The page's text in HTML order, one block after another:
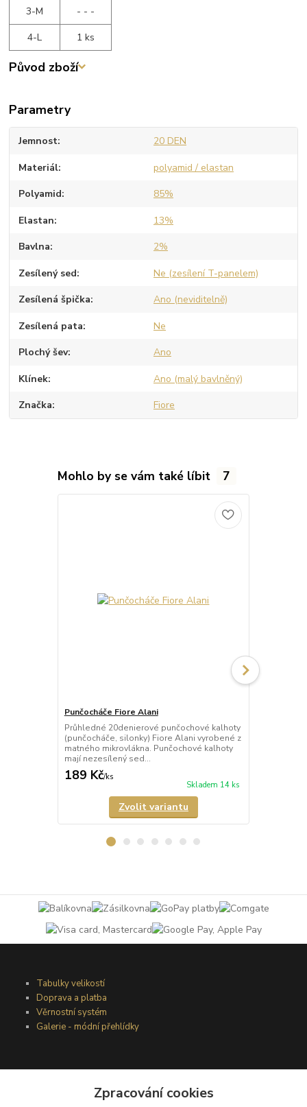
3-M
- - -
4-L
1 ks
Původ zboží
Parametry
Jemnost 20 DEN
Materiál polyamid / elastan
Polyamid 85%
Elastan 13%
Bavlna 2%
Zesílený sed Ne (zesílení T-panelem)
Zesílená špička Ano (neviditelně)
Zesílená pata Ne
Plochý šev Ano
Klínek Ano (malý bavlněný)
Značka Fiore
Mohlo by se vám také líbit 7
Punčocháče Fiore Alani
Průhledné 20denierové punčochové kalhoty
(punčocháče, silonky) Fiore Alani vyrobené z
matného mikrovlákna. Punčochové kalhoty
mají nezesílený sed...
189 Kč/ks
Skladem 14 ks
Zvolit variantu
Tabulky velikostí
Doprava a platba
Věrnostní systém
Galerie - módní přehlídky
Obchodní podmínky
Ochrana osobních údajů
Zpracování cookies